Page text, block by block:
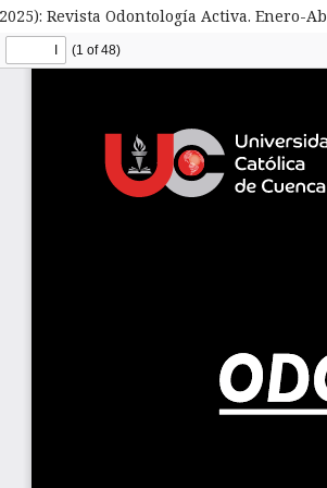
Revista Odontología Activa. Enero-